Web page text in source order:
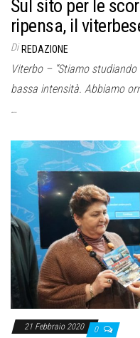
Sul sito per le
ripensa, il
Di REDAZIONE
Viterbo – “Stiamo
bassa intensità. Abbiamo
…
21 Febbraio 2020 0